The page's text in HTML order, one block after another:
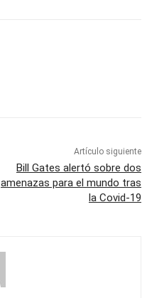
Artículo siguiente
Bill Gates alertó sobre dos
amenazas para el mundo tras
la Covid-19